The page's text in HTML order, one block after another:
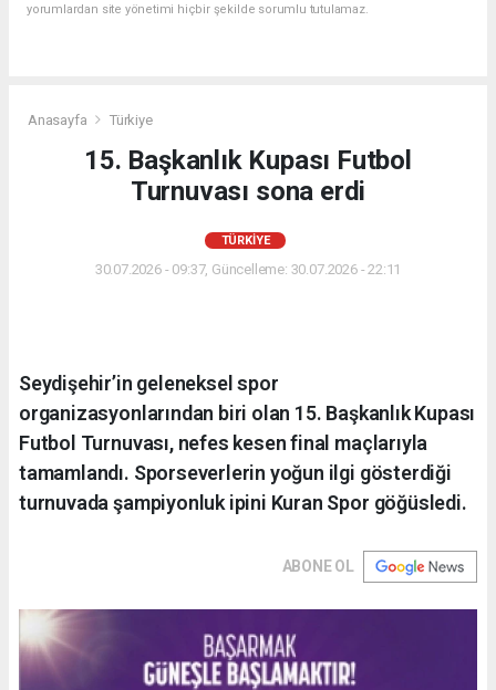
yorumlardan site yönetimi hiçbir şekilde sorumlu tutulamaz.
Anasayfa Türkiye
15. Başkanlık Kupası Futbol
Turnuvası sona erdi
TÜRKIYE
30.07.2026 - 09:37, Güncelleme: 30.07.2026 - 22:11
Seydişehir’in geleneksel spor
organizasyonlarından biri olan 15. Başkanlık Kupası
Futbol Turnuvası, nefes kesen final maçlarıyla
tamamlandı. Sporseverlerin yoğun ilgi gösterdiği
turnuvada şampiyonluk ipini Kuran Spor göğüsledi.
ABONE OL